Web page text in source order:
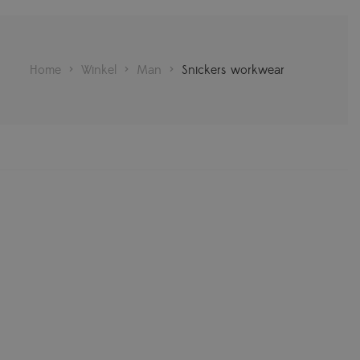
Home > Winkel > Man > Snickers workwear